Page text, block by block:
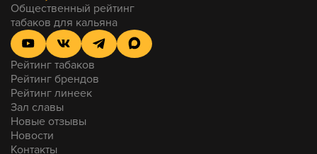
Общественный рейтинг
табаков для кальяна
Рейтинг табаков
Рейтинг брендов
Рейтинг линеек
Зал славы
Новые отзывы
Новости
Контакты